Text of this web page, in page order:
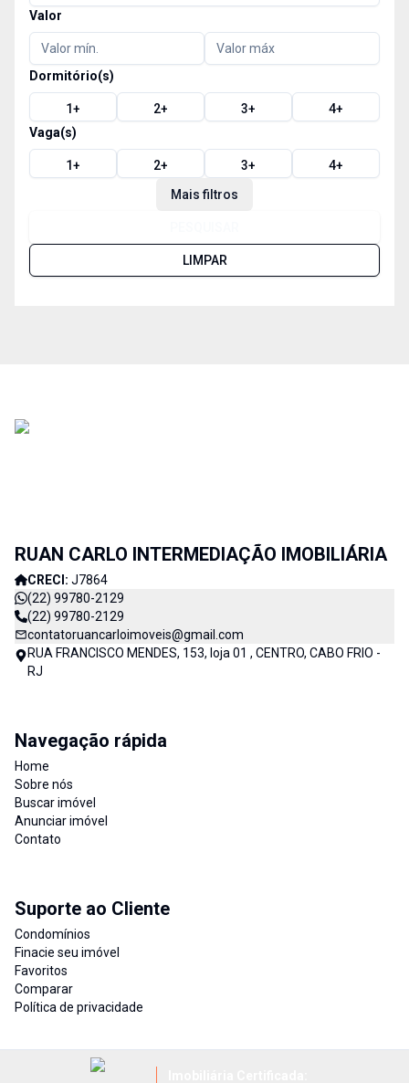
Valor
Dormitório(s)
1+ 2+ 3+ 4+
Vaga(s)
1+ 2+ 3+ 4+
Mais filtros
LIMPAR
RUAN CARLO INTERMEDIAÇÃO IMOBILIÁRIA
CRECI: J7864
(22) 99780-2129
(22) 99780-2129
contatoruancarloimoveis@gmail.com
RUA FRANCISCO MENDES, 153, loja 01 , CENTRO, CABO FRIO -
RJ
Navegação rápida
Home
Sobre nós
Buscar imóvel
Anunciar imóvel
Contato
Suporte ao Cliente
Condomínios
Finacie seu imóvel
Favoritos
Comparar
Política de privacidade